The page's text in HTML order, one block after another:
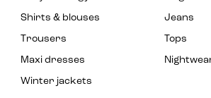
Shirts & blouses
Jeans
Trousers
Tops
Maxi dresses
Winter jackets